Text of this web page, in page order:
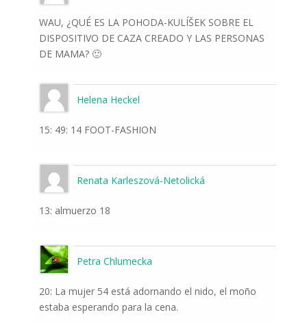
WAU, ¿QUÉ ES LA POHODA-KULÍŠEK SOBRE EL
DISPOSITIVO DE CAZA CREADO Y LAS PERSONAS
DE MAMA? 🙂
Helena Heckel
15: 49: 14 FOOT-FASHION
Renata Karleszová-Netolická
13: almuerzo 18
Petra Chlumecka
20: La mujer 54 está adornando el nido, el moño
estaba esperando para la cena.